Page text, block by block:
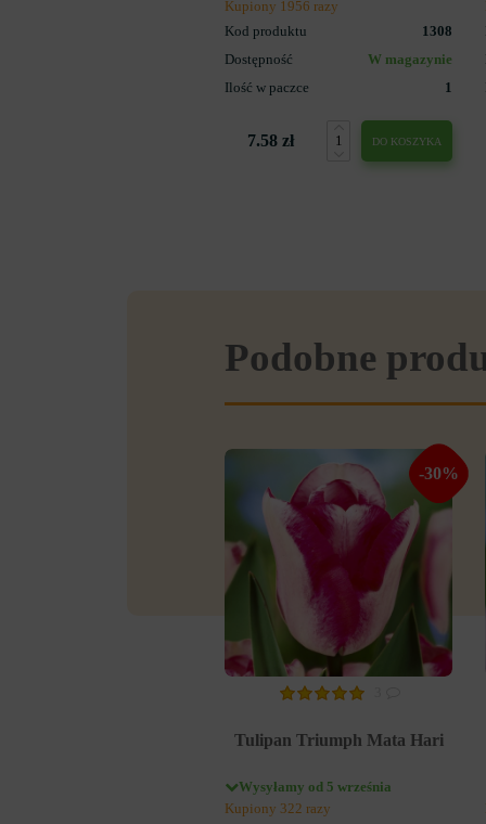
Kupiony 1956 razy
Kod produktu
1308
Dostępność
W magazynie
Ilość w paczce
1
7.58 zł DO KOSZYKA
Podobne
-30%
Tulipan Triumph Mata Hari
Wysyłamy od 5 września
Kupiony 322 razy